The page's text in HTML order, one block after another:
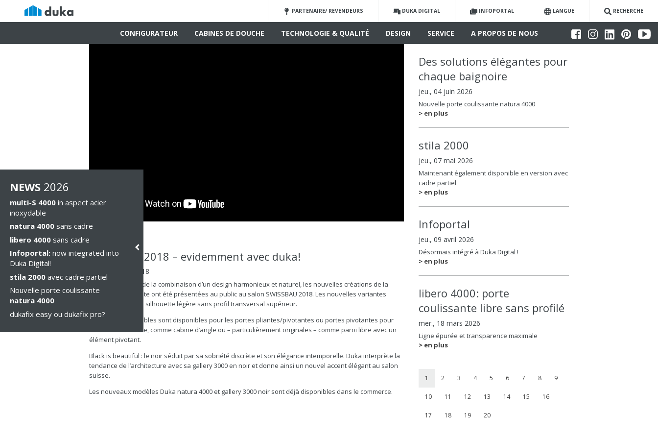
PARTENAIRE/ REVENDEURS DUKA DIGITAL INFOPORTAL LANGUE RECHERCHE
CONFIGURATEUR CABINES DE DOUCHE TECHNOLOGIE & QUALITÉ DESIGN SERVICE A PROPOS DE NOUS
SWISSBAU 2018 – evidemment avec duka!
mar., 23 janv. 2018
natura 4000 : née de la combinaison d’un design harmonieux et naturel, les nouvelles créations de la
série la plus récente ont été présentées au public au salon SWISSBAU 2018. Les nouvelles variantes
séduisent par une silhouette légère sans profil transversal supérieur.
Des solutions flexibles sont disponibles pour les portes pliantes/pivotantes ou portes pivotantes pour
l’utilisation en niche, comme cabine d’angle ou – particulièrement originales – comme paroi libre avec un
élément pivotant.
Black is beautiful : le noir séduit par sa sobriété discrète et son élégance intemporelle. Duka interprète la
tendance de l’architecture avec sa gallery 3000 en noir et donne ainsi un nouvel accent élégant au salon
suisse.
Les nouveaux modèles Duka natura 4000 et gallery 3000 noir sont déjà disponibles dans le commerce.
Des solutions élégantes pour
chaque baignoire
jeu., 04 juin 2026
Nouvelle porte coulissante natura 4000
> en plus
stila 2000
jeu., 07 mai 2026
Maintenant également disponible en version avec
cadre partiel
> en plus
Infoportal
jeu., 09 avril 2026
Désormais intégré à Duka Digital !
> en plus
libero 4000: porte
coulissante libre sans profilé
mer., 18 mars 2026
Ligne épurée et transparence maximale
> en plus
1 2 3 4 5 6 7 8 9
10 11 12 13 14 15 16
17 18 19 20
NEWS 2026
multi-S 4000 in aspect acier
inoxydable
natura 4000 sans cadre
libero 4000 sans cadre
Infoportal: now integrated into
Duka Digital!
stila 2000 avec cadre partiel
Nouvelle porte coulissante
natura 4000
dukafix easy ou dukafix pro?